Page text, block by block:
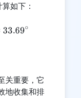
如下：
=
33.69∘
关重要，它
地收集和排